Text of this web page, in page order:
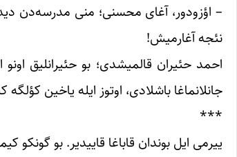
– اؤزودور، آغای محسنی؛ منی مدرسه‌دن
نئجه آغارمیش!
احمد حئیران قالمیشدی؛ بو حئیرانلیق اونو
جانلانماغا باشلادی، اوتوز ایله یاخین
***
ییرمی ایل بوندان قاباغا قاییدیر. بو گونکو